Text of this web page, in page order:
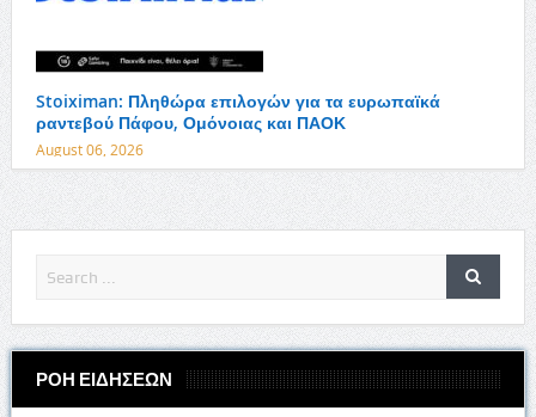
Stoiximan: Πληθώρα επιλογών για τα ευρωπαϊκά
ραντεβού Πάφου, Ομόνοιας και ΠΑΟΚ
August 06, 2026
ΡΟΗ ΕΙΔΗΣΕΩΝ